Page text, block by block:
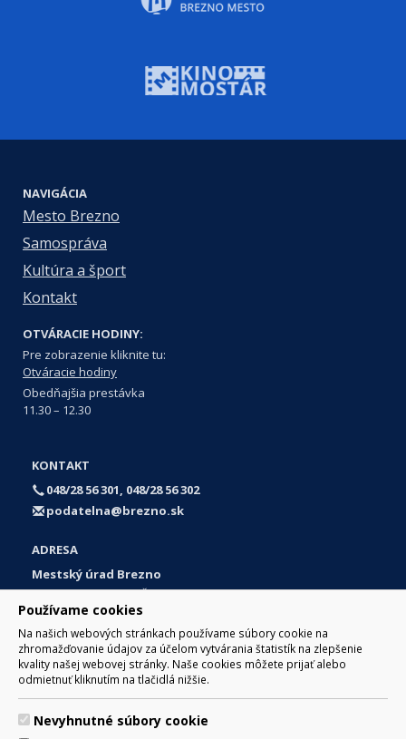
Používame cookies
Na našich webových stránkach používame súbory cookie na
zhromažďovanie údajov za účelom vytvárania štatistík na zlepšenie
kvality našej webovej stránky. Naše cookies môžete prijať alebo
odmietnuť kliknutím na tlačidlá nižšie.
Nevyhnutné súbory cookie
NAVIGÁCIA
Mesto Brezno
Samospráva
Kultúra a šport
Kontakt
OTVÁRACIE HODINY:
Pre zobrazenie kliknite tu:
Otváracie hodiny
Obedňajšia prestávka
11.30 – 12.30
KONTAKT
048/28 56 301, 048/28 56 302
podatelna@brezno.sk
ADRESA
Mestský úrad Brezno
Námestie gen. M. R. Štefánika 1
977 01 Brezno
Slovakia (Slovak Republic)
© 2017 Mesto Brezno, Námestie gen. M. R. Štefánika 1, Brezno